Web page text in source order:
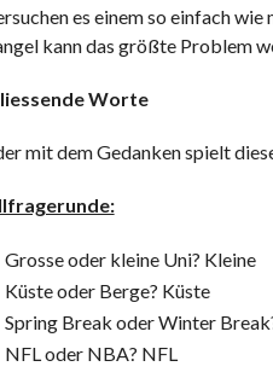
es einem so einfach
kann das größte Problem
Worte
mit dem Gedanken spielt
Grosse oder kleine Uni? Kleine
Küste oder Berge? Küste
Spring Break oder Winter
NFL oder NBA? NFL